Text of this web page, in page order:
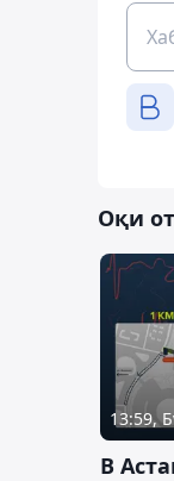
Оқи
13:59,
В